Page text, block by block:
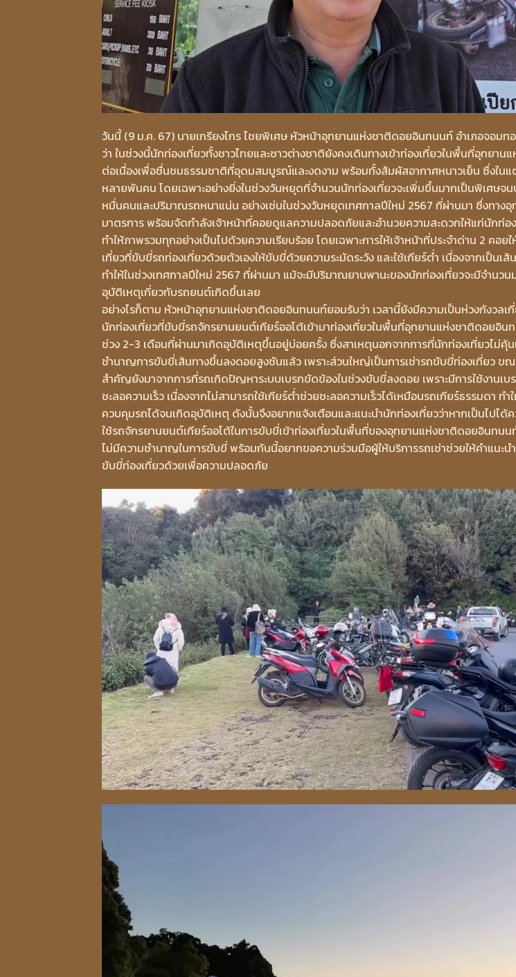
วันนี้ (9 ม.ค. 67) นายเกรียงไกร ไชยพิเศษ หัวหน้าอุทยานแห่งชาติดอยอินทนนท์ อำเภอจอมท
ว่า ในช่วงนี้นักท่องเที่ยวทั้งชาวไทยและชาวต่างชาติยังคงเดินทางเข้าท่องเที่ยวในพื้นที่อุทยา
ต่อเนื่องเพื่อชื่นชมธรรมชาติที่อุดมสมบูรณ์และงดงาม พร้อมทั้งสัมผัสอากาศหนาวเย็น ซึ่งในแ
หลายพันคน โดยเฉพาะอย่างยิ่งในช่วงวันหยุดที่จำนวนนักท่องเที่ยวจะเพิ่มขึ้นมากเป็นพิเศษจ
หมื่นคนและปริมาณรถหนาแน่น อย่างเช่นในช่วงวันหยุดเทศกาลปีใหม่ 2567 ที่ผ่านมา ซึ่งทางอุ
มาตรการ พร้อมจัดกำลังเจ้าหน้าที่คอยดูแลความปลอดภัยและอำนวยความสะดวกให้แก่นักท่อ
ทำให้ภาพรวมทุกอย่างเป็นไปด้วยความเรียบร้อย โดยเฉพาะการให้เจ้าหน้าที่ประจำด่าน 2 คอย
เที่ยวที่ขับขี่รถท่องเที่ยวด้วยตัวเองให้ขับขี่ด้วยความระมัดระวัง และใช้เกียร์ต่ำ เนื่องจากเป็น
ทำให้ในช่วงเทศกาลปีใหม่ 2567 ที่ผ่านมา แม้จะมีปริมาณยานพานะของนักท่องเที่ยวจะมีจำนวน
อุบัติเหตุเกี่ยวกับรถยนต์เกิดขึ้นเลย
อย่างไรก็ตาม หัวหน้าอุทยานแห่งชาติดอยอินทนนท์ยอมรับว่า เวลานี้ยังมีความเป็นห่วงกังวล
นักท่องเที่ยวที่ขับขี่รถจักรยานยนต์เกียร์ออโต้เข้ามาท่องเที่ยวในพื้นที่อุทยานแห่งชาติดอยอิน
ช่วง 2-3 เดือนที่ผ่านมาเกิดอุบัติเหตุขึ้นอยู่บ่อยครั้ง ซึ่งสาเหตุนอกจากการที่นักท่องเที่ยวไม่คุ้
ชำนาญการขับขี่เส้นทางขึ้นลงดอยสูงชันแล้ว เพราะส่วนใหญ่เป็นการเช่ารถขับขี่ท่องเที่ยว ข
สำคัญยังมาจากการที่รถเกิดปัญหาระบบเบรกขัดข้องในช่วงขับขี่ลงดอย เพราะมีการใช้งานเบ
ชะลอความเร็ว เนื่องจากไม่สามารถใช้เกียร์ต่ำช่วยชะลอความเร็วได้เหมือนรถเกียร์ธรรมดา ทำ
ควบคุมรถได้จนเกิดอุบัติเหตุ ดังนั้นจึงอยากแจ้งเตือนและแนะนำนักท่องเที่ยวว่าหากเป็นไปได้
ใช้รถจักรยานยนต์เกียร์ออโต้ในการขับขี่เข้าท่องเที่ยวในพื้นที่ของอุทยานแห่งชาติดอยอินทนน
ไม่มีความชำนาญในการขับขี่ พร้อมกันนี้อยากขอความร่วมมือผู้ให้บริการรถเช่าช่วยให้คำแนะน
ขับขี่ท่องเที่ยวด้วยเพื่อความปลอดภัย